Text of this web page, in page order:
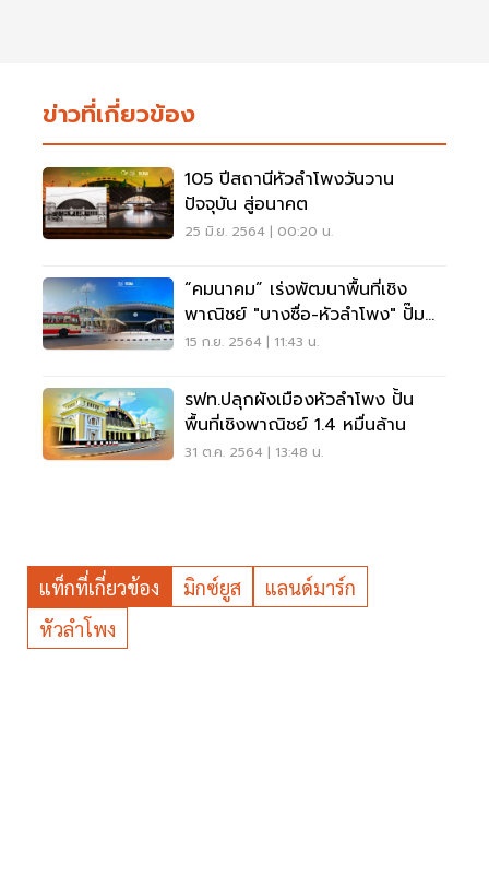
ข่าวที่เกี่ยวข้อง
105 ปีสถานีหัวลำโพงวันวาน
ปัจจุบัน สู่อนาคต
25 มิ.ย. 2564 | 00:20 น.
“คมนาคม” เร่งพัฒนาพื้นที่เชิง
พาณิชย์ "บางซื่อ-หัวลำโพง" ปั๊ม
รายได้
15 ก.ย. 2564 | 11:43 น.
รฟท.ปลุกผังเมืองหัวลำโพง ปั้น
พื้นที่เชิงพาณิชย์ 1.4 หมื่นล้าน
31 ต.ค. 2564 | 13:48 น.
แท็กที่เกี่ยวข้อง มิกซ์ยูส
แลนด์มาร์ก
หัวลำโพง